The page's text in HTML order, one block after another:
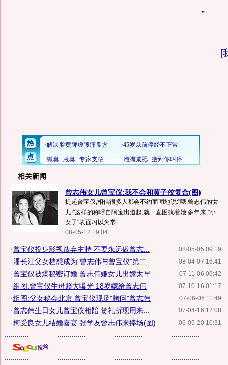
”
[
相关新闻
曾志伟女儿曾宝仪:我不会和黄子佼复合(图)
提起曾宝仪,相信很多人都会不约而同地说:"哦,曾志伟的女
儿!"这样的称呼自阿宝出道起,就一直困扰着她.多年来,"小
女子"表面习以为常...
08-05-12 19:04
08-05-05 09:19
·曾宝仪投身影视放弃主持 不要永远做曾志...
08-04-07 16:41
·潘长江父女档想成为"曾志伟与曾宝仪"第二
07-11-06 09:42
·曾宝仪被爆秘密订婚 曾志伟嫌女儿出嫁太早
07-10-16 01:17
·组图:曾宝仪生母照大曝光 18岁嫁给曾志伟
07-06-06 11:49
·组图:父女秘会北京 曾宝仪现场"拷问"曾志伟
07-04-16 12:08
·曾志伟生日女儿曾宝仪相陪 贺礼折现用来...
06-05-20 10:31
·柯受良女儿结婚喜宴 张学友曾志伟来捧场(图)